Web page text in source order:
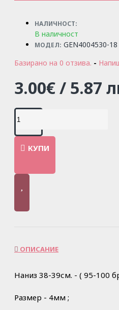
НАЛИЧНОСТ:
В наличност
МОДЕЛ: GEN4004530-18
Базирано на 0 отзива. -
3.00€ / 5.87
КУПИ
ОПИСАНИЕ
Наниз 38-39см. - ( 95-100
Размер - 4мм ;